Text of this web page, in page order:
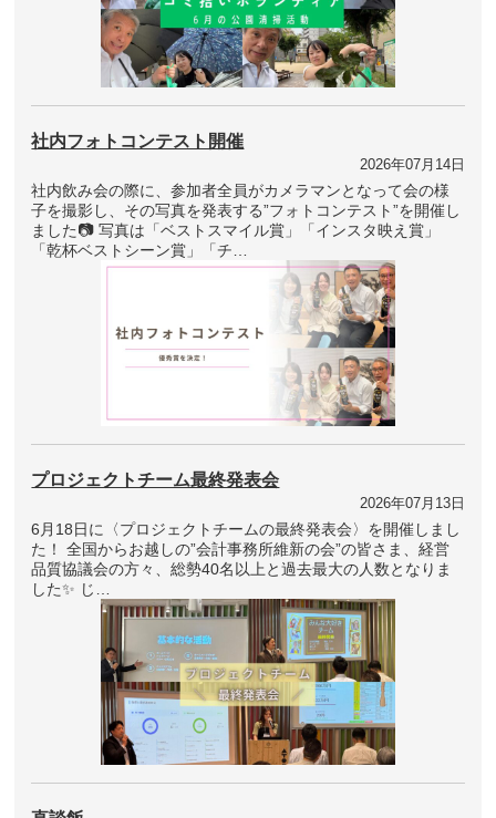
社内フォトコンテスト開催
2026年07月14日
社内飲み会の際に、参加者全員がカメラマンとなって会の様
子を撮影し、その写真を発表する”フォトコンテスト”を開催し
ました📷 写真は「ベストスマイル賞」「インスタ映え賞」
「乾杯ベストシーン賞」「チ…
プロジェクトチーム最終発表会
2026年07月13日
6月18日に〈プロジェクトチームの最終発表会〉を開催しまし
た！ 全国からお越しの”会計事務所維新の会”の皆さま、経営
品質協議会の方々、総勢40名以上と過去最大の人数となりま
した✨ じ…